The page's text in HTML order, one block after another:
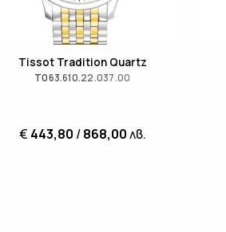
Tissot Tradition Quartz
T063.610.22.037.00
€ 443,80 /868,00лв.